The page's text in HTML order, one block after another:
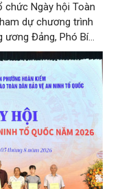
chức Ngày hội Toàn
dự chương trình
ương Đảng, Phó Bí
tá Nguyễn Tiến Đạt,
đốc Công an thành
lãnh đạo các Sở,
nghiệp vụ Công